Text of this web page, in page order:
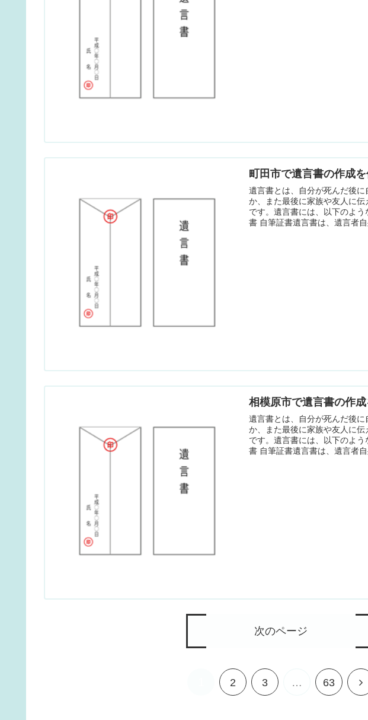
町田市で遺言書の作成
遺言書とは、自分が死んだ後
か、また最後に家族や友人に
です。遺言書には、以下のよ
書 自筆証書遺言書は、遺言者
相模原市で遺言書の作
遺言書とは、自分が死んだ後
か、また最後に家族や友人に
です。遺言書には、以下のよ
書 自筆証書遺言書は、遺言者
次のページ
2 3 … 63 次